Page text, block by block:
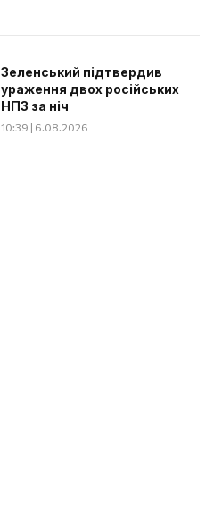
Зеленський підтвердив
ураження двох російських
НПЗ за ніч
10:39 | 6.08.2026